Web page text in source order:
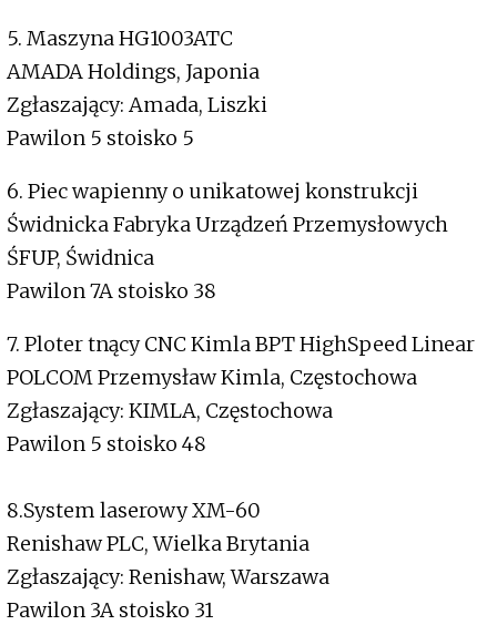
5. Maszyna HG1003ATC
AMADA Holdings, Japonia
Zgłaszający: Amada, Liszki
Pawilon 5 stoisko 5
6. Piec wapienny o unikatowej konstrukcji
Świdnicka Fabryka Urządzeń Przemysłowych
ŚFUP, Świdnica
Pawilon 7A stoisko 38
7. Ploter tnący CNC Kimla BPT HighSpeed Linear
POLCOM Przemysław Kimla, Częstochowa
Zgłaszający: KIMLA, Częstochowa
Pawilon 5 stoisko 48
8.System laserowy XM-60
Renishaw PLC, Wielka Brytania
Zgłaszający: Renishaw, Warszawa
Pawilon 3A stoisko 31